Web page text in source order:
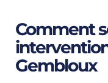
Comment
Gembloux